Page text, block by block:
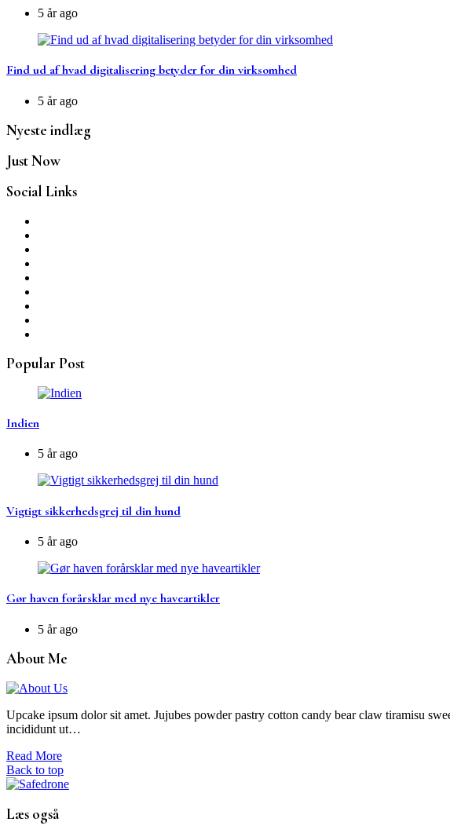
5 år ago
Find ud af hvad digitalisering betyder for din virksomhed
5 år ago
Nyeste indlæg
Just Now
Social Links
Popular Post
Indien
5 år ago
Vigtigt sikkerhedsgrej til din hund
5 år ago
Gør haven forårsklar med nye haveartikler
5 år ago
About Me
Upcake ipsum dolor sit amet. Jujubes powder pastry cotton candy bear claw tiramisu
incididunt ut…
Read More
Back to top
Læs også